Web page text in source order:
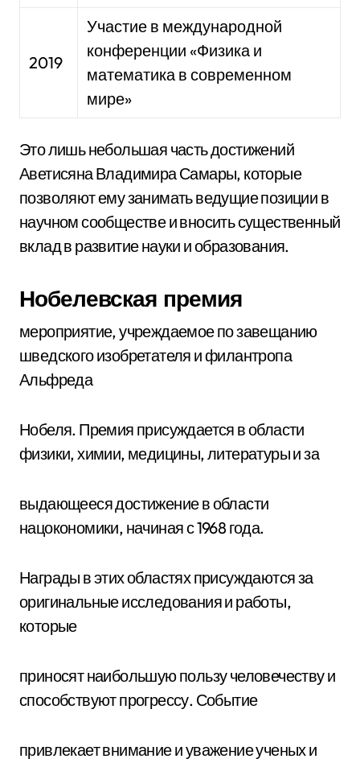
2019
Участие в международной
конференции «Физика и
математика в современном
мире»
Это лишь небольшая часть достижений
Аветисяна Владимира Самары, которые
позволяют ему занимать ведущие позиции в
научном сообществе и вносить существенный
вклад в развитие науки и образования.
Нобелевская премия
мероприятие, учреждаемое по завещанию
шведского изобретателя и филантропа
Альфреда
Нобеля. Премия присуждается в области
физики, химии, медицины, литературы и за
выдающееся достижение в области
нацокономики, начиная с 1968 года.
Награды в этих областях присуждаются за
оригинальные исследования и работы,
которые
приносят наибольшую пользу человечеству и
способствуют прогрессу. Событие
привлекает внимание и уважение ученых и